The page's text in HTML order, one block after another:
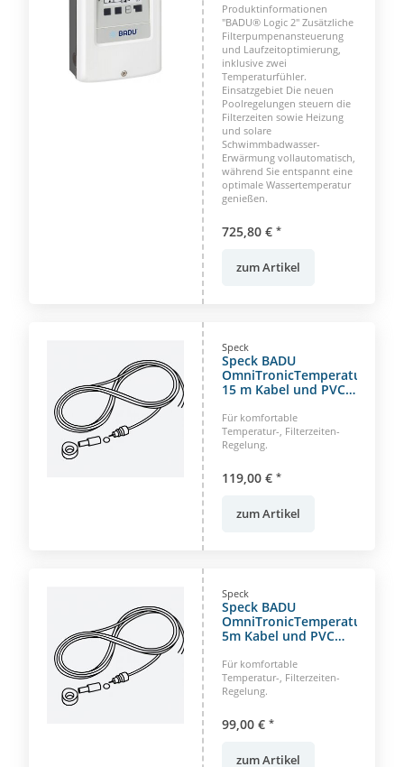
Produktinformationen
"BADU® Logic 2" Zusätzliche
Filterpumpenansteuerung
und Laufzeitoptimierung,
inklusive zwei
Temperaturfühler.
Einsatzgebiet Die neuen
Poolregelungen steuern die
Filterzeiten sowie Heizung
und solare
Schwimmbadwasser-
Erwärmung vollautomatisch,
während Sie entspannt eine
optimale Wassertemperatur
genießen.
725,80 € *
zum Artikel
Speck
Speck BADU
15 m Kabel und PVC
Für komfortable
Temperatur-, Filterzeiten-
Regelung.
119,00 € *
zum Artikel
Speck
Speck BADU
5m Kabel und PVC
Für komfortable
Temperatur-, Filterzeiten-
Regelung.
99,00 € *
zum Artikel